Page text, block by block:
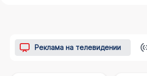
Реклама на телевидении